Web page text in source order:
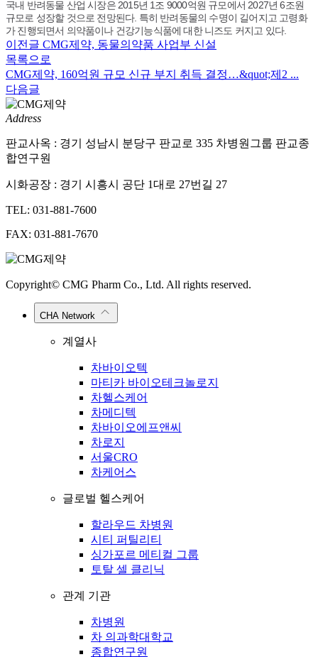
국내 반려동물 산업 시장은 2015년 1조 9000억원 규모에서 2027년 6조원
규모로 성장할 것으로 전망된다. 특히 반려동물의 수명이 길어지고 고령화
가 진행되면서 의약품이나 건강기능식품에 대한 니즈도 커지고 있다.
이전글 CMG제약, 동물의약품 사업부 신설
목록으로
CMG제약, 160억원 규모 신규 부지 취득 결정…&quot;제2 ...
다음글
Address
판교사옥 : 경기 성남시 분당구 판교로 335 차병원그룹 판교종
합연구원
시화공장 : 경기 시흥시 공단 1대로 27번길 27
TEL: 031-881-7600
FAX: 031-881-7670
Copyright© CMG Pharm Co., Ltd. All rights reserved.
CHA Network
계열사
차바이오텍
마티카 바이오테크놀로지
차헬스케어
차메디텍
차바이오에프앤씨
차로지
서울CRO
차케어스
글로벌 헬스케어
할라우드 차병원
시티 퍼틸리티
싱가포르 메티컬 그룹
토탈 셀 클리닉
관계 기관
차병원
차 의과학대학교
종합연구원